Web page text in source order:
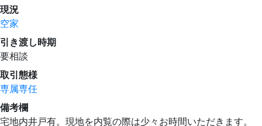
現況
空家
引き渡し時期
要相談
取引態様
専属専任
備考欄
宅地内井戸有。現地を内覧の際は少々お時間いただきます。